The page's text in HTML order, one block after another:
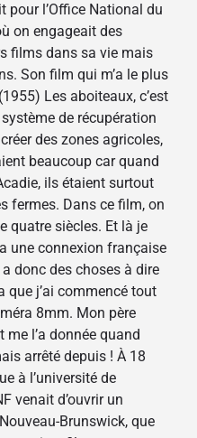
l’Office National du
on engageait des
films dans sa vie mais
Son film qui m’a le plus
(1955) Les aboiteaux, c’est
système de récupération
des zones agricoles,
beaucoup car quand
ils étaient surtout
fermes. Dans ce film, on
quatre siècles. Et là je
une connexion française
donc des choses à dire
que j’ai commencé tout
8mm. Mon père
l’a donnée quand
arrêté depuis ! À 18
à l’université de
venait d’ouvrir un
Brunswick, que